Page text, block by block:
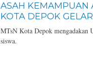
ASAH KEMAMPUAN
KOTA DEPOK
MTsN Kota Depok mengadakan
siswa.